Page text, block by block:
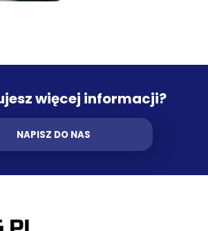
więcej informacji?
NAPISZ DO NAS